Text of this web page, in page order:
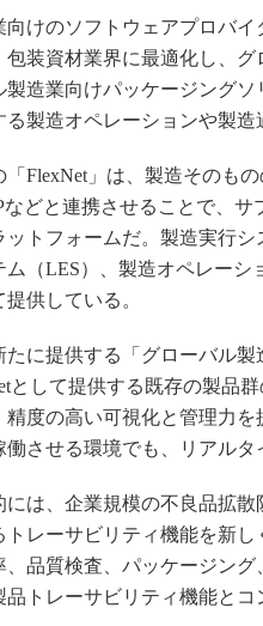
けのソフトウェアプロバイ
包装資材業界に最適化し、
製造業向けパッケージング
る製造オペレーションや製造
FlexNet」は、製造そのも
などと連携させることで、
ットフォームだ。製造実行
ム（LES）、製造オペレー
提供している。
に提供する「グローバル製
として提供する既存の製品
精度の高い可視化と管理力
働させる環境でも、リアルタ
は、企業規模の不良品拡散
トレーサビリティ機能を新
、品質検査、パッケージン
品トレーサビリティ機能とコ